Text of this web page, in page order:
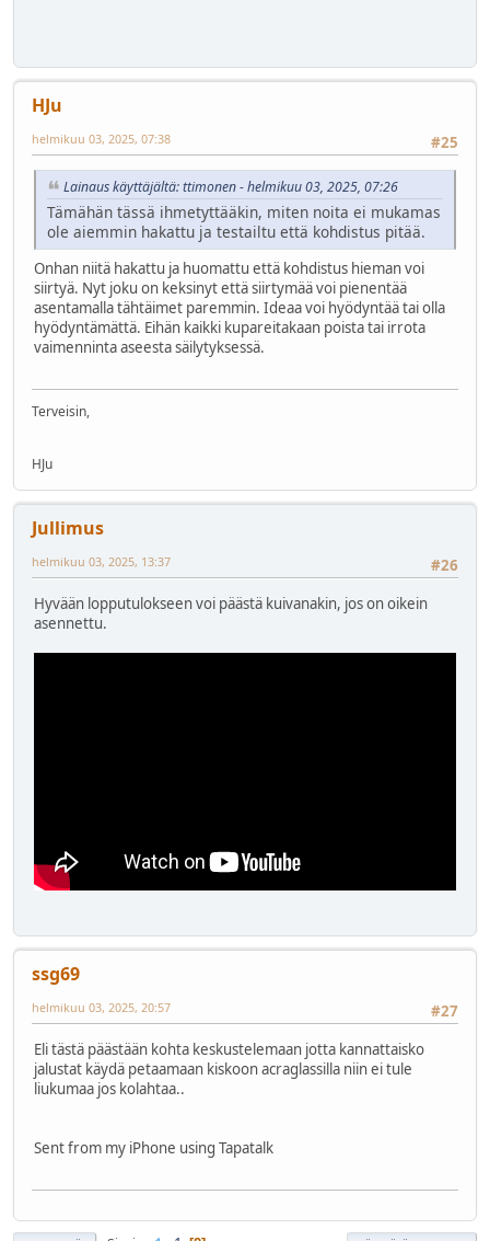
HJu
#25
helmikuu 03, 2025, 07:38
Lainaus käyttäjältä: ttimonen - helmikuu 03, 2025, 07:26
Tämähän tässä ihmetyttääkin, miten noita ei mukamas
ole aiemmin hakattu ja testailtu että kohdistus pitää.
Onhan niitä hakattu ja huomattu että kohdistus hieman voi
siirtyä. Nyt joku on keksinyt että siirtymää voi pienentää
asentamalla tähtäimet paremmin. Ideaa voi hyödyntää tai olla
hyödyntämättä. Eihän kaikki kupareitakaan poista tai irrota
vaimenninta aseesta säilytyksessä.
Terveisin,
HJu
Jullimus
#26
helmikuu 03, 2025, 13:37
Hyvään lopputulokseen voi päästä kuivanakin, jos on oikein
asennettu.
ssg69
#27
helmikuu 03, 2025, 20:57
Eli tästä päästään kohta keskustelemaan jotta kannattaisko
jalustat käydä petaamaan kiskoon acraglassilla niin ei tule
liukumaa jos kolahtaa..
Sent from my iPhone using Tapatalk